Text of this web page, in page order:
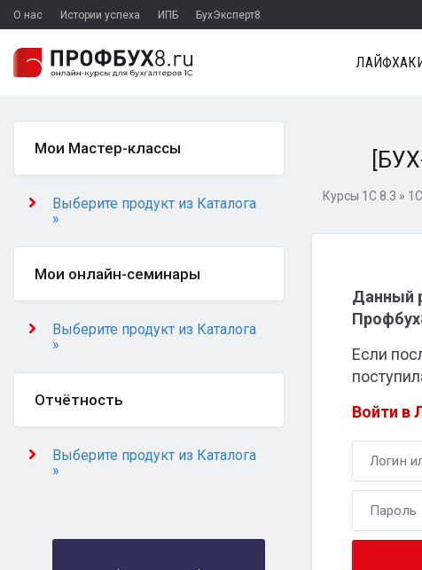
О нас Истории успеха ИПБ БухЭксперт8
Курсы 1С 8.3 »
Данный
Если
Войти в
Мои Мастер-классы
Выберите продукт из Каталога
»
Мои онлайн-семинары
Выберите продукт из Каталога
»
Отчётность
Выберите продукт из Каталога
»